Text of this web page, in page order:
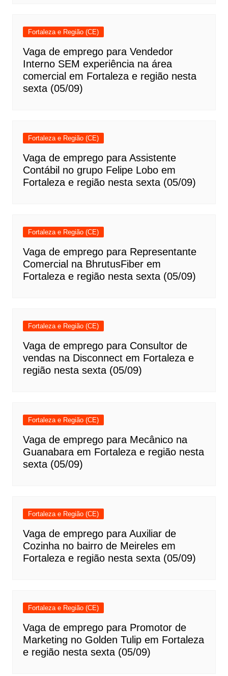
Fortaleza e Região (CE)
Vaga de emprego para Vendedor
Interno SEM experiência na área
comercial em Fortaleza e região nesta
sexta (05/09)
Fortaleza e Região (CE)
Vaga de emprego para Assistente
Contábil no grupo Felipe Lobo em
Fortaleza e região nesta sexta (05/09)
Fortaleza e Região (CE)
Vaga de emprego para Representante
Comercial na BhrutusFiber em
Fortaleza e região nesta sexta (05/09)
Fortaleza e Região (CE)
Vaga de emprego para Consultor de
vendas na Disconnect em Fortaleza e
região nesta sexta (05/09)
Fortaleza e Região (CE)
Vaga de emprego para Mecânico na
Guanabara em Fortaleza e região nesta
sexta (05/09)
Fortaleza e Região (CE)
Vaga de emprego para Auxiliar de
Cozinha no bairro de Meireles em
Fortaleza e região nesta sexta (05/09)
Fortaleza e Região (CE)
Vaga de emprego para Promotor de
Marketing no Golden Tulip em Fortaleza
e região nesta sexta (05/09)